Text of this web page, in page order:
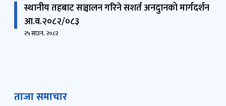
स्थानीय तहबाट सञ्चालन गरिने सशर्त अनदुानको मार्गदर्शन
आ.व.२०८२/०८३
२५ साउन, २०८२
ताजा समाचार